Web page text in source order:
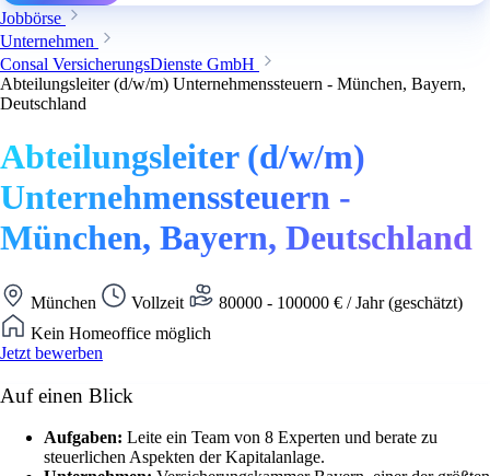
Jobbörse
Unternehmen
Consal VersicherungsDienste GmbH
Abteilungsleiter (d/w/m) Unternehmenssteuern - München, Bayern,
Deutschland
Abteilungsleiter (d/w/m)
Unternehmenssteuern -
München, Bayern, Deutschland
München Vollzeit
80000 - 100000 € / Jahr (geschätzt)
Kein Homeoffice möglich
Jetzt bewerben
Auf einen Blick
Aufgaben: Leite ein Team von 8 Experten und berate zu
steuerlichen Aspekten der Kapitalanlage.